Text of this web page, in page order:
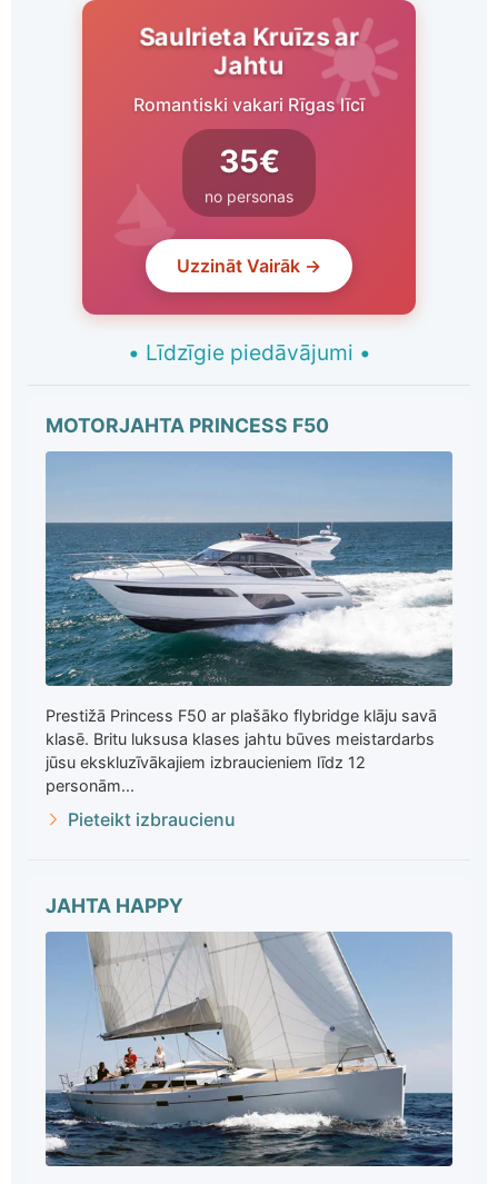
Saulrieta Kruīzs ar
Jahtu
Romantiski vakari Rīgas līcī
35€
no personas
Uzzināt Vairāk →
• Līdzīgie piedāvājumi •
MOTORJAHTA PRINCESS F50
Prestižā Princess F50 ar plašāko flybridge klāju savā
klasē. Britu luksusa klases jahtu būves meistardarbs
jūsu ekskluzīvākajiem izbraucieniem līdz 12
personām...
Pieteikt izbraucienu
JAHTA HAPPY